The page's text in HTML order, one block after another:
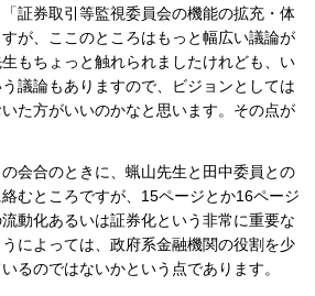
証券取引等監視委員会の機能の拡充・体
が、ここのところはもっと幅広い議論が
もちょっと触れられましたけれども、い
議論もありますので、ビジョンとしては
た方がいいのかなと思います。その点が
会合のときに、蝋山先生と田中委員との
むところですが、15ページとか16ページ
動化あるいは証券化という非常に重要な
によっては、政府系金融機関の役割を少
るのではないかという点であります。